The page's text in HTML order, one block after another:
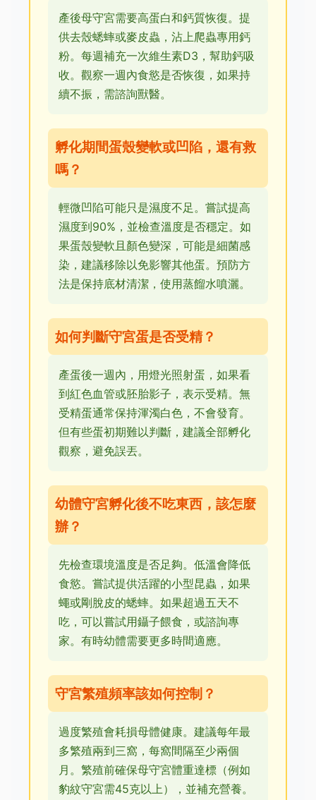
產後母守宮需要高蛋白和鈣質恢復。提
供去殼蟋蟀或麥皮蟲，沾上爬蟲專用鈣
粉。每週補充一次維生素D3，幫助鈣吸
收。觀察一週內食慾是否恢復，如果持
續不振，需諮詢獸醫。
孵化期間蛋殼變軟或凹陷，還有救
嗎？
輕微凹陷可能只是濕度不足。嘗試提高
濕度到90%，並檢查溫度是否穩定。如
果蛋殼變軟且顏色變深，可能是細菌感
染，建議移除以免影響其他蛋。預防方
法是保持底材清潔，使用蒸餾水噴灑。
如何判斷守宮蛋是否受精？
產蛋後一週內，用燈光照射蛋，如果看
到紅色血管或胚胎影子，表示受精。無
受精蛋通常保持渾濁白色，不會發育。
但有些蛋初期難以判斷，建議全部孵化
觀察，避免誤丟。
幼體守宮孵化後不吃東西，該怎麼
辦？
先檢查環境溫度是否足夠。低溫會降低
食慾。嘗試提供活躍的小型昆蟲，如果
蠅或剛脫皮的蟋蟀。如果超過五天不
吃，可以嘗試用鑷子餵食，或諮詢專
家。有時幼體需要更多時間適應。
守宮繁殖頻率該如何控制？
過度繁殖會耗損母體健康。建議每年最
多繁殖兩到三窩，每窩間隔至少兩個
月。繁殖前確保母守宮體重達標（例如
豹紋守宮需45克以上），並補充營養。